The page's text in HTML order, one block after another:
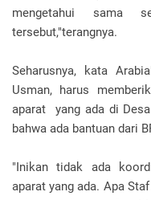
mengetahui sama
tersebut,"terangnya.
Seharusnya, kata
Usman, harus
aparat yang ada di
bahwa ada bantuan dari
"Inikan tidak ada
aparat yang ada. Apa